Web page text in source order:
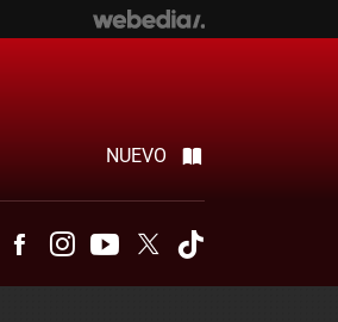
NUEVO
TelegramFacebookInstagramYoutubeTwitter